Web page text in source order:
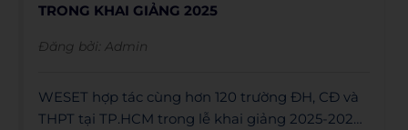
TRONG KHAI GIẢNG 2025
Đăng bởi: Admin
WESET hợp tác cùng hơn 120 trường ĐH, CĐ và
THPT tại TP.HCM trong lễ khai giảng 2025-2026,